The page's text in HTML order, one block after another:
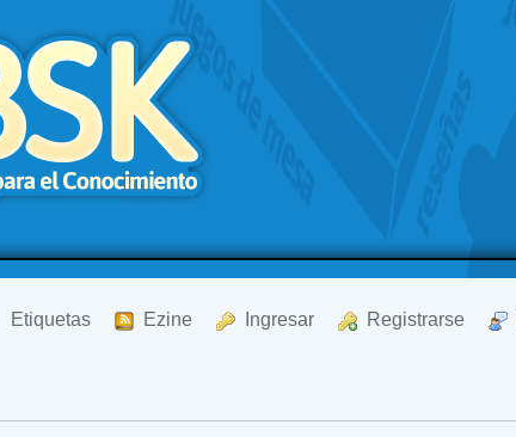
Etiquetas Ezine Ingresar Registrarse